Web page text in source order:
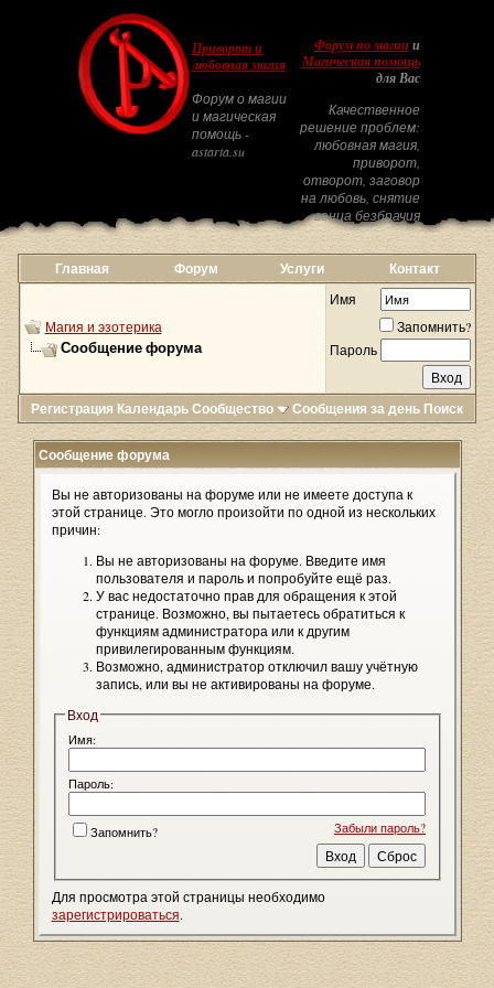
Приворот и
любовная магия
Форум о магии
и магическая
помощь -
astarta.su
Форум по магиии
Магическая помощь
для Вас
Качественное
решение проблем:
любовная магия,
приворот,
отворот, заговор
на любовь, снятие
венца безбрачия
Главная Форум Услуги Контакт
Магия и эзотерика
Сообщение форума
Имя
Запомнить?
Пароль
Регистрация КалендарьСообщество Сообщения за день Поиск
Сообщение форума
Вы не авторизованы на форуме или не имеете доступа к
этой странице. Это могло произойти по одной из нескольких
причин:
Вы не авторизованы на форуме. Введите имя
пользователя и пароль и попробуйте ещё раз.
У вас недостаточно прав для обращения к этой
странице. Возможно, вы пытаетесь обратиться к
функциям администратора или к другим
привилегированным функциям.
Возможно, администратор отключил вашу учётную
запись, или вы не активированы на форуме.
Вход
Имя:
Пароль:
Забыли пароль?
Запомнить?
Для просмотра этой страницы необходимо
зарегистрироваться.